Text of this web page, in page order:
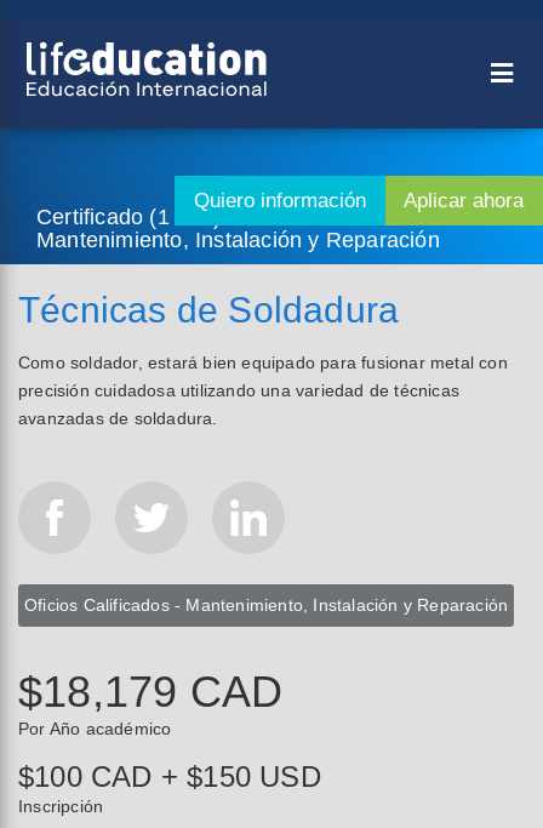
Certificado (1 año) - Oficios Calificados -
Mantenimiento, Instalación y Reparación
Técnicas de Soldadura
Como soldador, estará bien equipado para fusionar metal con
precisión cuidadosa utilizando una variedad de técnicas
avanzadas de soldadura.
Oficios Calificados - Mantenimiento, Instalación y Reparación
$18,179 CAD
Por Año académico
$100 CAD + $150 USD
Inscripción